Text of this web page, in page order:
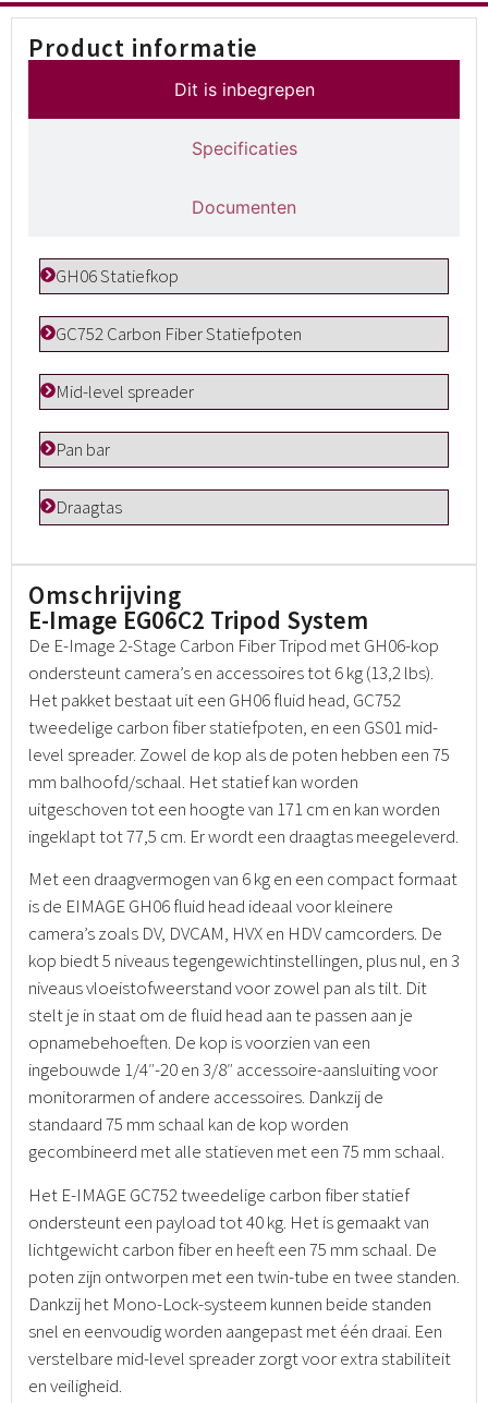
Omschrijving
E-Image EG06C2 Tripod System
De E-Image 2-Stage Carbon Fiber Tripod met GH06-kop
ondersteunt camera’s en accessoires tot 6 kg (13,2 lbs).
Het pakket bestaat uit een GH06 fluid head, GC752
tweedelige carbon fiber statiefpoten, en een GS01 mid-
level spreader. Zowel de kop als de poten hebben een 75
mm balhoofd/schaal. Het statief kan worden
uitgeschoven tot een hoogte van 171 cm en kan worden
ingeklapt tot 77,5 cm. Er wordt een draagtas meegeleverd.
Met een draagvermogen van 6 kg en een compact formaat
is de EIMAGE GH06 fluid head ideaal voor kleinere
camera’s zoals DV, DVCAM, HVX en HDV camcorders. De
kop biedt 5 niveaus tegengewichtinstellingen, plus nul, en 3
niveaus vloeistofweerstand voor zowel pan als tilt. Dit
stelt je in staat om de fluid head aan te passen aan je
opnamebehoeften. De kop is voorzien van een
ingebouwde 1/4″-20 en 3/8″ accessoire-aansluiting voor
monitorarmen of andere accessoires. Dankzij de
standaard 75 mm schaal kan de kop worden
gecombineerd met alle statieven met een 75 mm schaal.
Het E-IMAGE GC752 tweedelige carbon fiber statief
ondersteunt een payload tot 40 kg. Het is gemaakt van
lichtgewicht carbon fiber en heeft een 75 mm schaal. De
poten zijn ontworpen met een twin-tube en twee standen.
Dankzij het Mono-Lock-systeem kunnen beide standen
snel en eenvoudig worden aangepast met één draai. Een
verstelbare mid-level spreader zorgt voor extra stabiliteit
en veiligheid.
Product informatie
Dit is inbegrepen
Specificaties
Documenten
GH06 Statiefkop
GC752 Carbon Fiber Statiefpoten
Mid-level spreader
Pan bar
Draagtas